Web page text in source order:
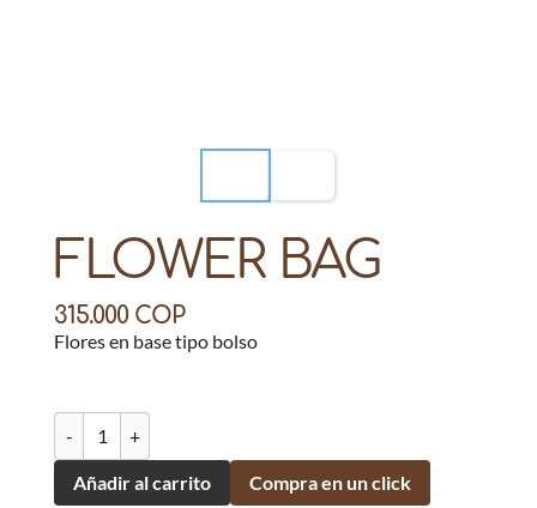
FLOWER BAG
315.000 COP
Flores en base tipo bolso
+
-
Añadir al carrito Compra en un click